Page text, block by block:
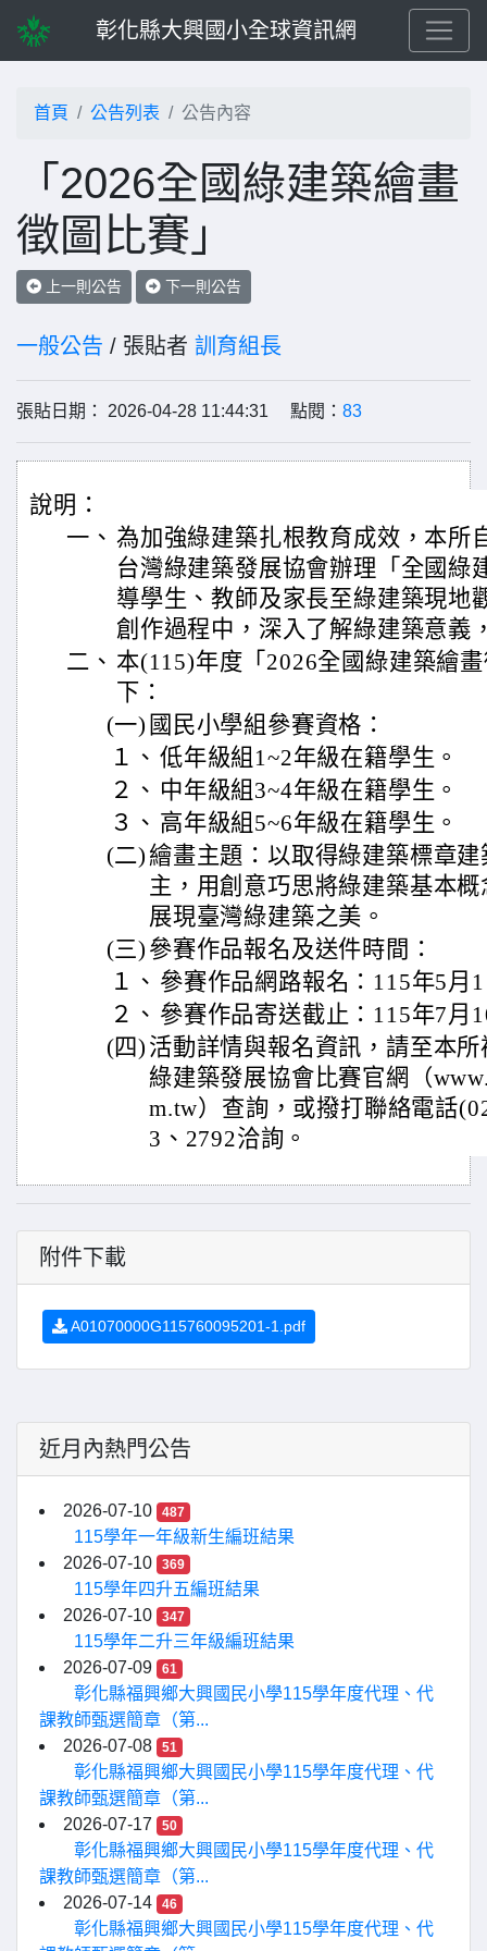
彰化縣大興國小全球資訊網
首頁 公告列表 公告內容
「2026全國綠建築繪畫
徵圖比賽」
上一則公告 下一則公告
一般公告 / 張貼者 訓育組長
張貼日期： 2026-04-28 11:44:31 點閱： 83
說明：
一、 為加強綠建築扎根教育成效，本所
台灣綠建築發展協會辦理「全國綠
導學生、教師及家長至綠建築現地
創作過程中，深入了解綠建築意義
二、 本(115)年度「2026全國綠建築繪
下：
(一) 國民小學組參賽資格：
１、 低年級組1~2年級在籍學生。
２、 中年級組3~4年級在籍學生。
３、 高年級組5~6年級在籍學生。
(二) 繪畫主題：以取得綠建築標章
主，用創意巧思將綠建築基本
展現臺灣綠建築之美。
(三) 參賽作品報名及送件時間：
１、 參賽作品網路報名：115年5月
２、 參賽作品寄送截止：115年7月
(四) 活動詳情與報名資訊，請至本
綠建築發展協會比賽官網（
m.tw）查詢，或撥打聯絡電話
3、2792洽詢。
附件下載
A01070000G115760095201-1.pdf
近月內熱門公告
2026-07-10 487
115學年一年級新生編班結果
2026-07-10
369
115學年四升五編班結果
2026-07-10
347
115學年二升三年級編班結果
2026-07-09
61
彰化縣福興鄉大興國民小學115學年度代理、代
課教師甄選簡章（第...
2026-07-08
51
彰化縣福興鄉大興國民小學115學年度代理、代
課教師甄選簡章（第...
2026-07-17
50
彰化縣福興鄉大興國民小學115學年度代理、代
課教師甄選簡章（第...
2026-07-14
46
彰化縣福興鄉大興國民小學115學年度代理、代